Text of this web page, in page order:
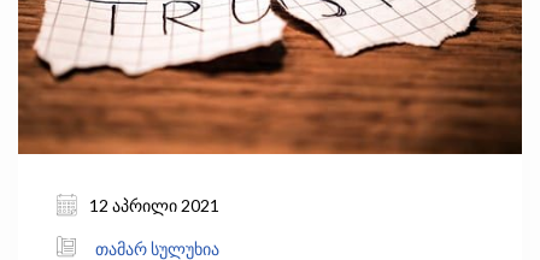
12 აპრილი 2021
თამარ სულუხია